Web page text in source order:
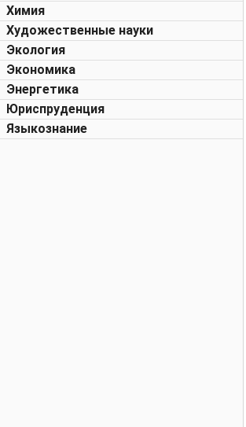
Химия
Художественные науки
Экология
Экономика
Энергетика
Юриспруденция
Языкознание